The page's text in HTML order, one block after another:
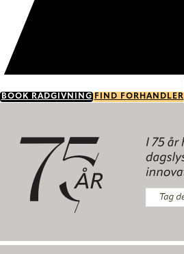
BOOK RÅDGIVNING FIND FORHANDLER